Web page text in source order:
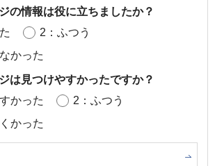
の情報は役に立ちましたか？
2：ふつう
かった
は見つけやすかったですか？
かった
2：ふつう
かった